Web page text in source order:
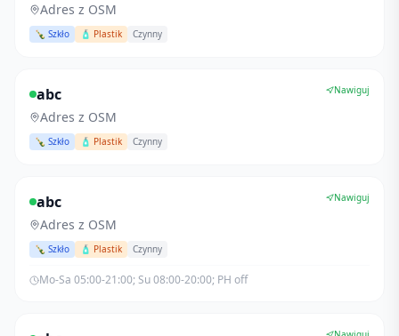
Adres z OSM
🍾 Szkło 🧴 Plastik Czynny
abc
Adres z OSM
🍾 Szkło 🧴 Plastik Czynny
Nawiguj
abc
Adres z OSM
🍾 Szkło 🧴 Plastik Czynny
Nawiguj
Mo-Sa 05:00-21:00; Su 08:00-20:00; PH off